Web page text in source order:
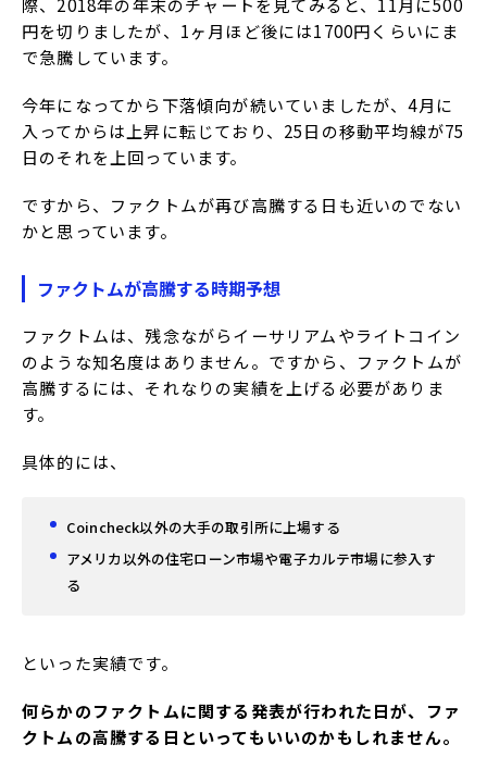
際、2018年の年末のチャートを見てみると、11月に500
円を切りましたが、1ヶ月ほど後には1700円くらいにま
で急騰しています。
今年になってから下落傾向が続いていましたが、4月に
入ってからは上昇に転じており、25日の移動平均線が75
日のそれを上回っています。
ですから、ファクトムが再び高騰する日も近いのでない
かと思っています。
ファクトムが高騰する時期予想
ファクトムは、残念ながらイーサリアムやライトコイン
のような知名度はありません。ですから、ファクトムが
高騰するには、それなりの実績を上げる必要がありま
す。
具体的には、
Coincheck以外の大手の取引所に上場する
アメリカ以外の住宅ローン市場や電子カルテ市場に参入す
る
といった実績です。
何らかのファクトムに関する発表が行われた日が、ファ
クトムの高騰する日といってもいいのかもしれません。